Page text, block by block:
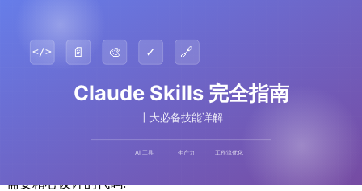
视觉区分度和记忆性
有凝聚力的美学观点
需要精心设计的代码: